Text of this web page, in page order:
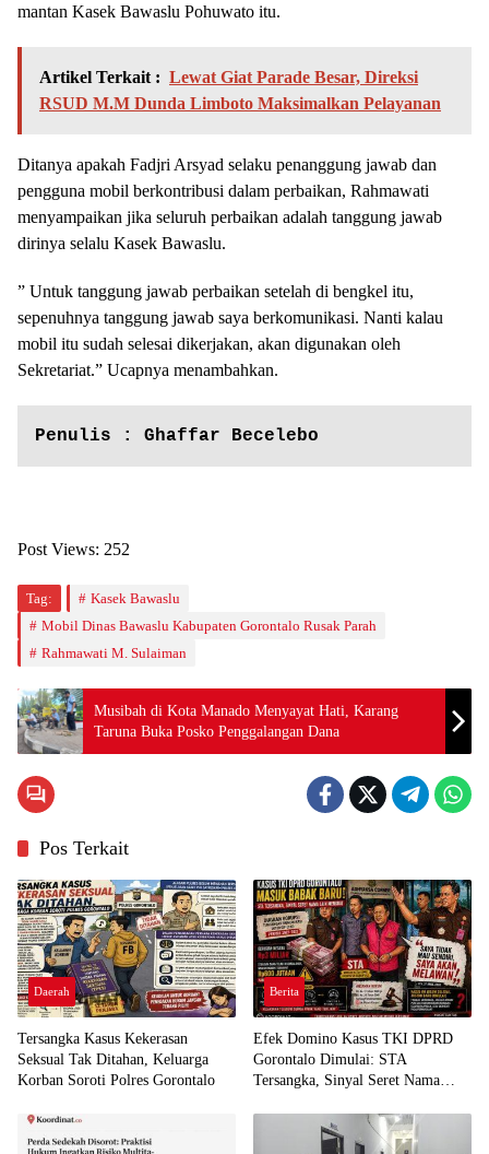
mantan Kasek Bawaslu Pohuwato itu.
Artikel Terkait : Lewat Giat Parade Besar, Direksi
RSUD M.M Dunda Limboto Maksimalkan Pelayanan
Ditanya apakah Fadjri Arsyad selaku penanggung jawab dan
pengguna mobil berkontribusi dalam perbaikan, Rahmawati
menyampaikan jika seluruh perbaikan adalah tanggung jawab
dirinya selalu Kasek Bawaslu.
” Untuk tanggung jawab perbaikan setelah di bengkel itu,
sepenuhnya tanggung jawab saya berkomunikasi. Nanti kalau
mobil itu sudah selesai dikerjakan, akan digunakan oleh
Sekretariat.” Ucapnya menambahkan.
Penulis : Ghaffar Becelebo
Post Views: 252
Tag:
Kasek Bawaslu
Mobil Dinas Bawaslu Kabupaten Gorontalo Rusak Parah
Rahmawati M. Sulaiman
Musibah di Kota Manado Menyayat Hati, Karang
Taruna Buka Posko Penggalangan Dana
Pos Terkait
Daerah
Tersangka Kasus Kekerasan
Seksual Tak Ditahan, Keluarga
Korban Soroti Polres Gorontalo
Berita
Efek Domino Kasus TKI DPRD
Gorontalo Dimulai: STA
Tersangka, Sinyal Seret Nama